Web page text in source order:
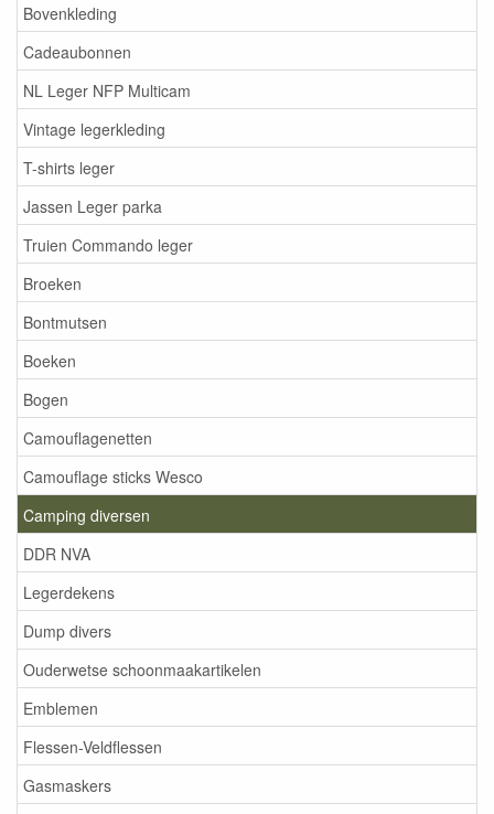
Bovenkleding
Cadeaubonnen
NL Leger NFP Multicam
Vintage legerkleding
T-shirts leger
Jassen Leger parka
Truien Commando leger
Broeken
Bontmutsen
Boeken
Bogen
Camouflagenetten
Camouflage sticks Wesco
Camping diversen
DDR NVA
Legerdekens
Dump divers
Ouderwetse schoonmaakartikelen
Emblemen
Flessen-Veldflessen
Gasmaskers